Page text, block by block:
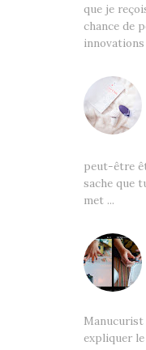
que je
chance de
innovations
peut-être
sache que
met ...
Manucurist
expliquer